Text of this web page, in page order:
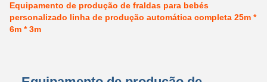
Equipamento de produção de fraldas para bebés
personalizado linha de produção automática completa 25m *
6m * 3m